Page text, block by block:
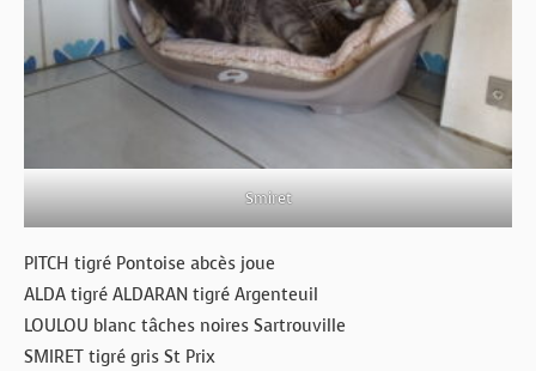
Smiret
PITCH tigré Pontoise abcès joue
ALDA tigré ALDARAN tigré Argenteuil
LOULOU blanc tâches noires Sartrouville
SMIRET tigré gris St Prix